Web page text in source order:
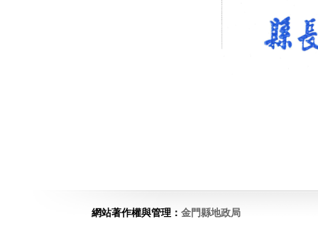
網站著作權與管理： 金門縣地政局